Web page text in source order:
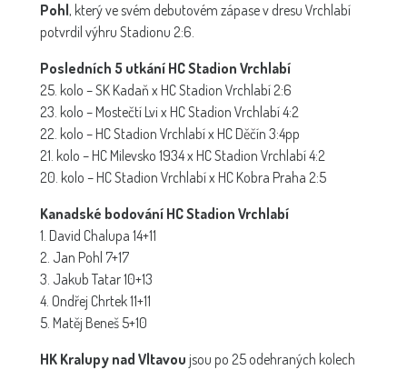
Pohl, který ve svém debutovém zápase v dresu Vrchlabí
potvrdil výhru Stadionu 2:6.
Posledních 5 utkání HC Stadion Vrchlabí
25. kolo – SK Kadaň x HC Stadion Vrchlabí 2:6
23. kolo – Mostečtí Lvi x HC Stadion Vrchlabí 4:2
22. kolo – HC Stadion Vrchlabí x HC Děčín 3:4pp
21. kolo – HC Milevsko 1934 x HC Stadion Vrchlabí 4:2
20. kolo – HC Stadion Vrchlabí x HC Kobra Praha 2:5
Kanadské bodování HC Stadion Vrchlabí
1. David Chalupa 14+11
2. Jan Pohl 7+17
3. Jakub Tatar 10+13
4. Ondřej Chrtek 11+11
5. Matěj Beneš 5+10
HK Kralupy nad Vltavou jsou po 25 odehraných kolech